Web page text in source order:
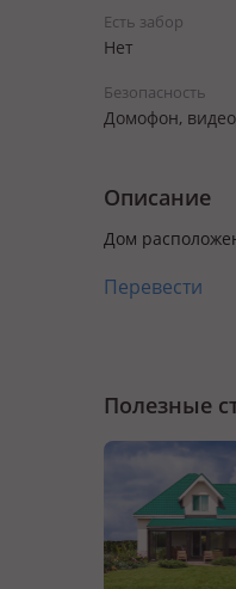
Есть забор
Нет
Безопасность
Домофон,
Описание
Дом
Перевести
Полезные